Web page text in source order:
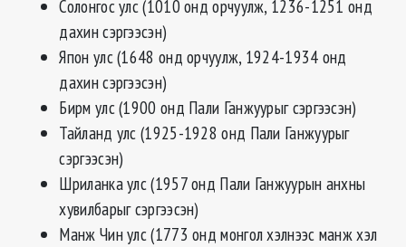
Солонгос улс (1010 онд орчуулж, 1236-1251 онд
дахин сэргээсэн)
Япон улс (1648 онд орчуулж, 1924-1934 онд
дахин сэргээсэн)
Бирм улс (1900 онд Пали Ганжуурыг сэргээсэн)
Тайланд улс (1925-1928 онд Пали Ганжуурыг
сэргээсэн)
Шриланка улс (1957 онд Пали Ганжуурын анхны
хувилбарыг сэргээсэн)
Манж Чин улс (1773 онд монгол хэлнээс манж хэл